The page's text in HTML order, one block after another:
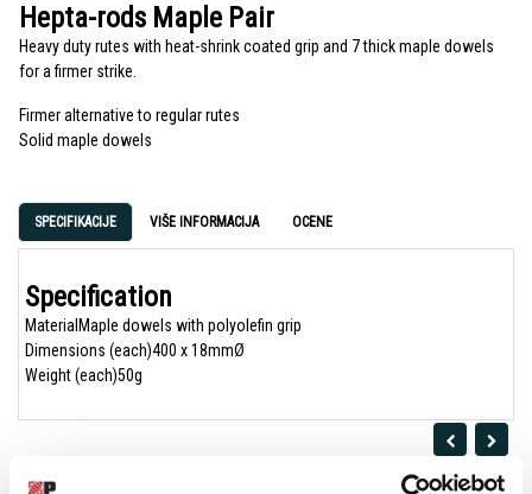
Hepta-rods Maple Pair
Heavy duty rutes with heat-shrink coated grip and 7 thick maple dowels
for a firmer strike.
Firmer alternative to regular rutes
Solid maple dowels
SPECIFIKACIJE VIŠE INFORMACIJA OCENE
Specification
MaterialMaple dowels with polyolefin grip
Dimensions (each)400 x 18mmØ
Weight (each)50g